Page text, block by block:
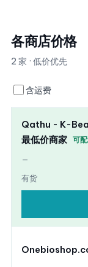
各商店价格
2 家 · 低价优先
含运费
Qathu - K-
最低价商家 可
—
有货